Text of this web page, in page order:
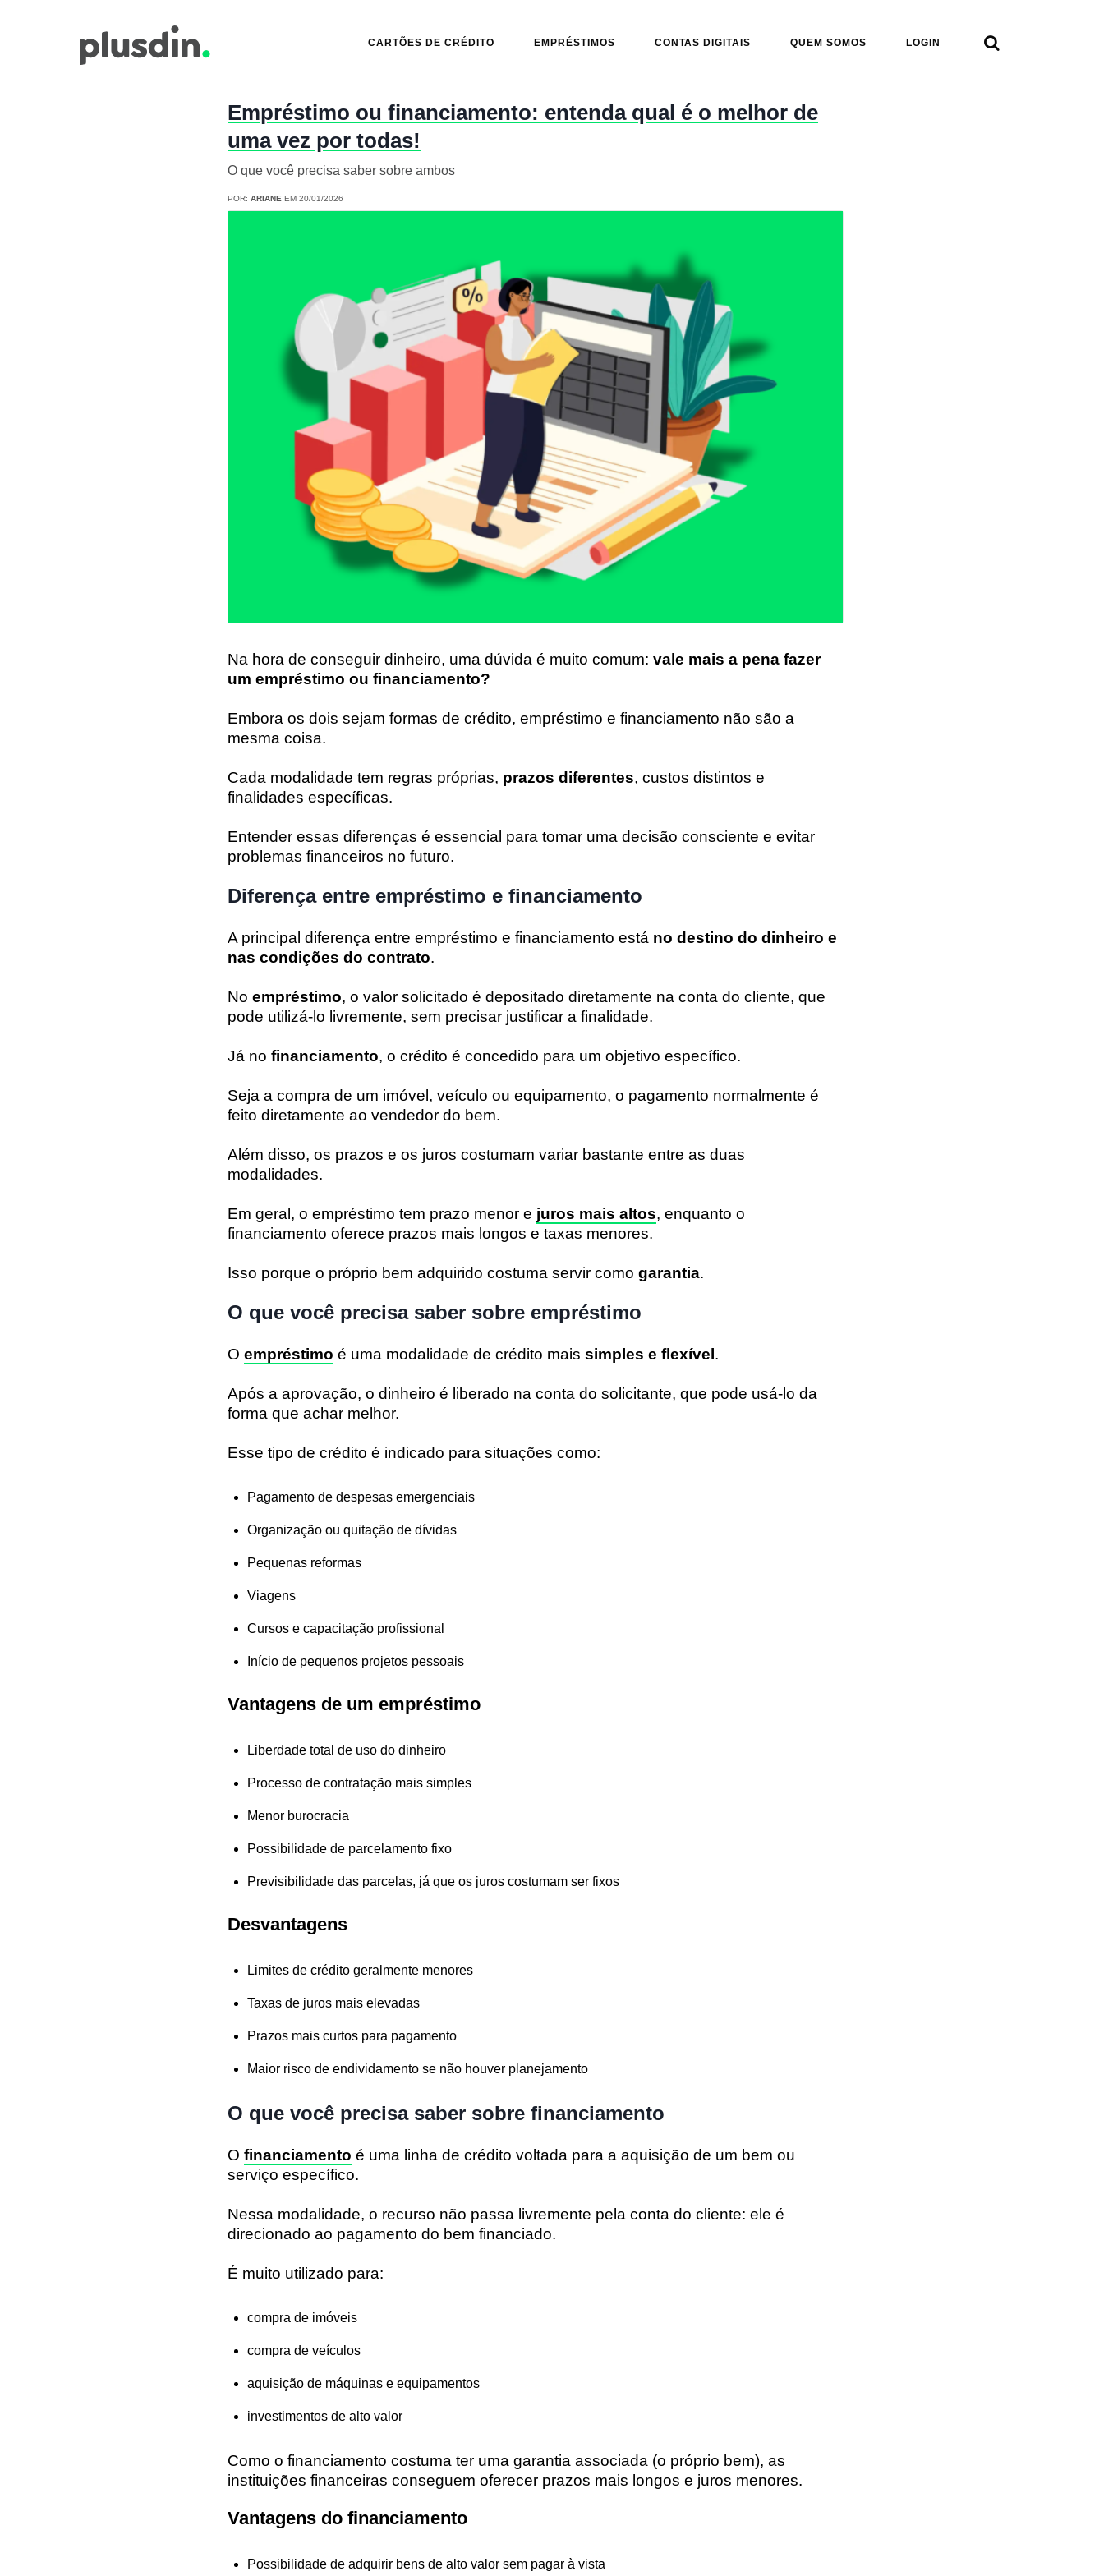
CARTÕES DE CRÉDITO EMPRÉSTIMOS CONTAS DIGITAIS QUEM SOMOS LOGIN 
Empréstimo ou financiamento: entenda qual é o melhor de
uma vez por todas!
O que você precisa saber sobre ambos
POR: ARIANE EM 20/01/2026
Na hora de conseguir dinheiro, uma dúvida é muito comum: vale mais a pena fazer
um empréstimo ou financiamento?
Embora os dois sejam formas de crédito, empréstimo e financiamento não são a
mesma coisa.
Cada modalidade tem regras próprias, prazos diferentes, custos distintos e
finalidades específicas.
Entender essas diferenças é essencial para tomar uma decisão consciente e evitar
problemas financeiros no futuro.
Diferença entre empréstimo e financiamento
A principal diferença entre empréstimo e financiamento está no destino do dinheiro e
nas condições do contrato.
No empréstimo, o valor solicitado é depositado diretamente na conta do cliente, que
pode utilizá-lo livremente, sem precisar justificar a finalidade.
Já no financiamento, o crédito é concedido para um objetivo específico.
Seja a compra de um imóvel, veículo ou equipamento, o pagamento normalmente é
feito diretamente ao vendedor do bem.
Além disso, os prazos e os juros costumam variar bastante entre as duas
modalidades.
Em geral, o empréstimo tem prazo menor e juros mais altos, enquanto o
financiamento oferece prazos mais longos e taxas menores.
Isso porque o próprio bem adquirido costuma servir como garantia.
O que você precisa saber sobre empréstimo
O empréstimo é uma modalidade de crédito mais simples e flexível.
Após a aprovação, o dinheiro é liberado na conta do solicitante, que pode usá-lo da
forma que achar melhor.
Esse tipo de crédito é indicado para situações como:
Pagamento de despesas emergenciais
Organização ou quitação de dívidas
Pequenas reformas
Viagens
Cursos e capacitação profissional
Início de pequenos projetos pessoais
Vantagens de um empréstimo
Liberdade total de uso do dinheiro
Processo de contratação mais simples
Menor burocracia
Possibilidade de parcelamento fixo
Previsibilidade das parcelas, já que os juros costumam ser fixos
Desvantagens
Limites de crédito geralmente menores
Taxas de juros mais elevadas
Prazos mais curtos para pagamento
Maior risco de endividamento se não houver planejamento
O que você precisa saber sobre financiamento
O financiamento é uma linha de crédito voltada para a aquisição de um bem ou
serviço específico.
Nessa modalidade, o recurso não passa livremente pela conta do cliente: ele é
direcionado ao pagamento do bem financiado.
É muito utilizado para:
compra de imóveis
compra de veículos
aquisição de máquinas e equipamentos
investimentos de alto valor
Como o financiamento costuma ter uma garantia associada (o próprio bem), as
instituições financeiras conseguem oferecer prazos mais longos e juros menores.
Vantagens do financiamento
Possibilidade de adquirir bens de alto valor sem pagar à vista